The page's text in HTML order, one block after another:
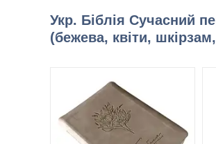
Укр. Біблія Сучасний
(бежева, квіти,